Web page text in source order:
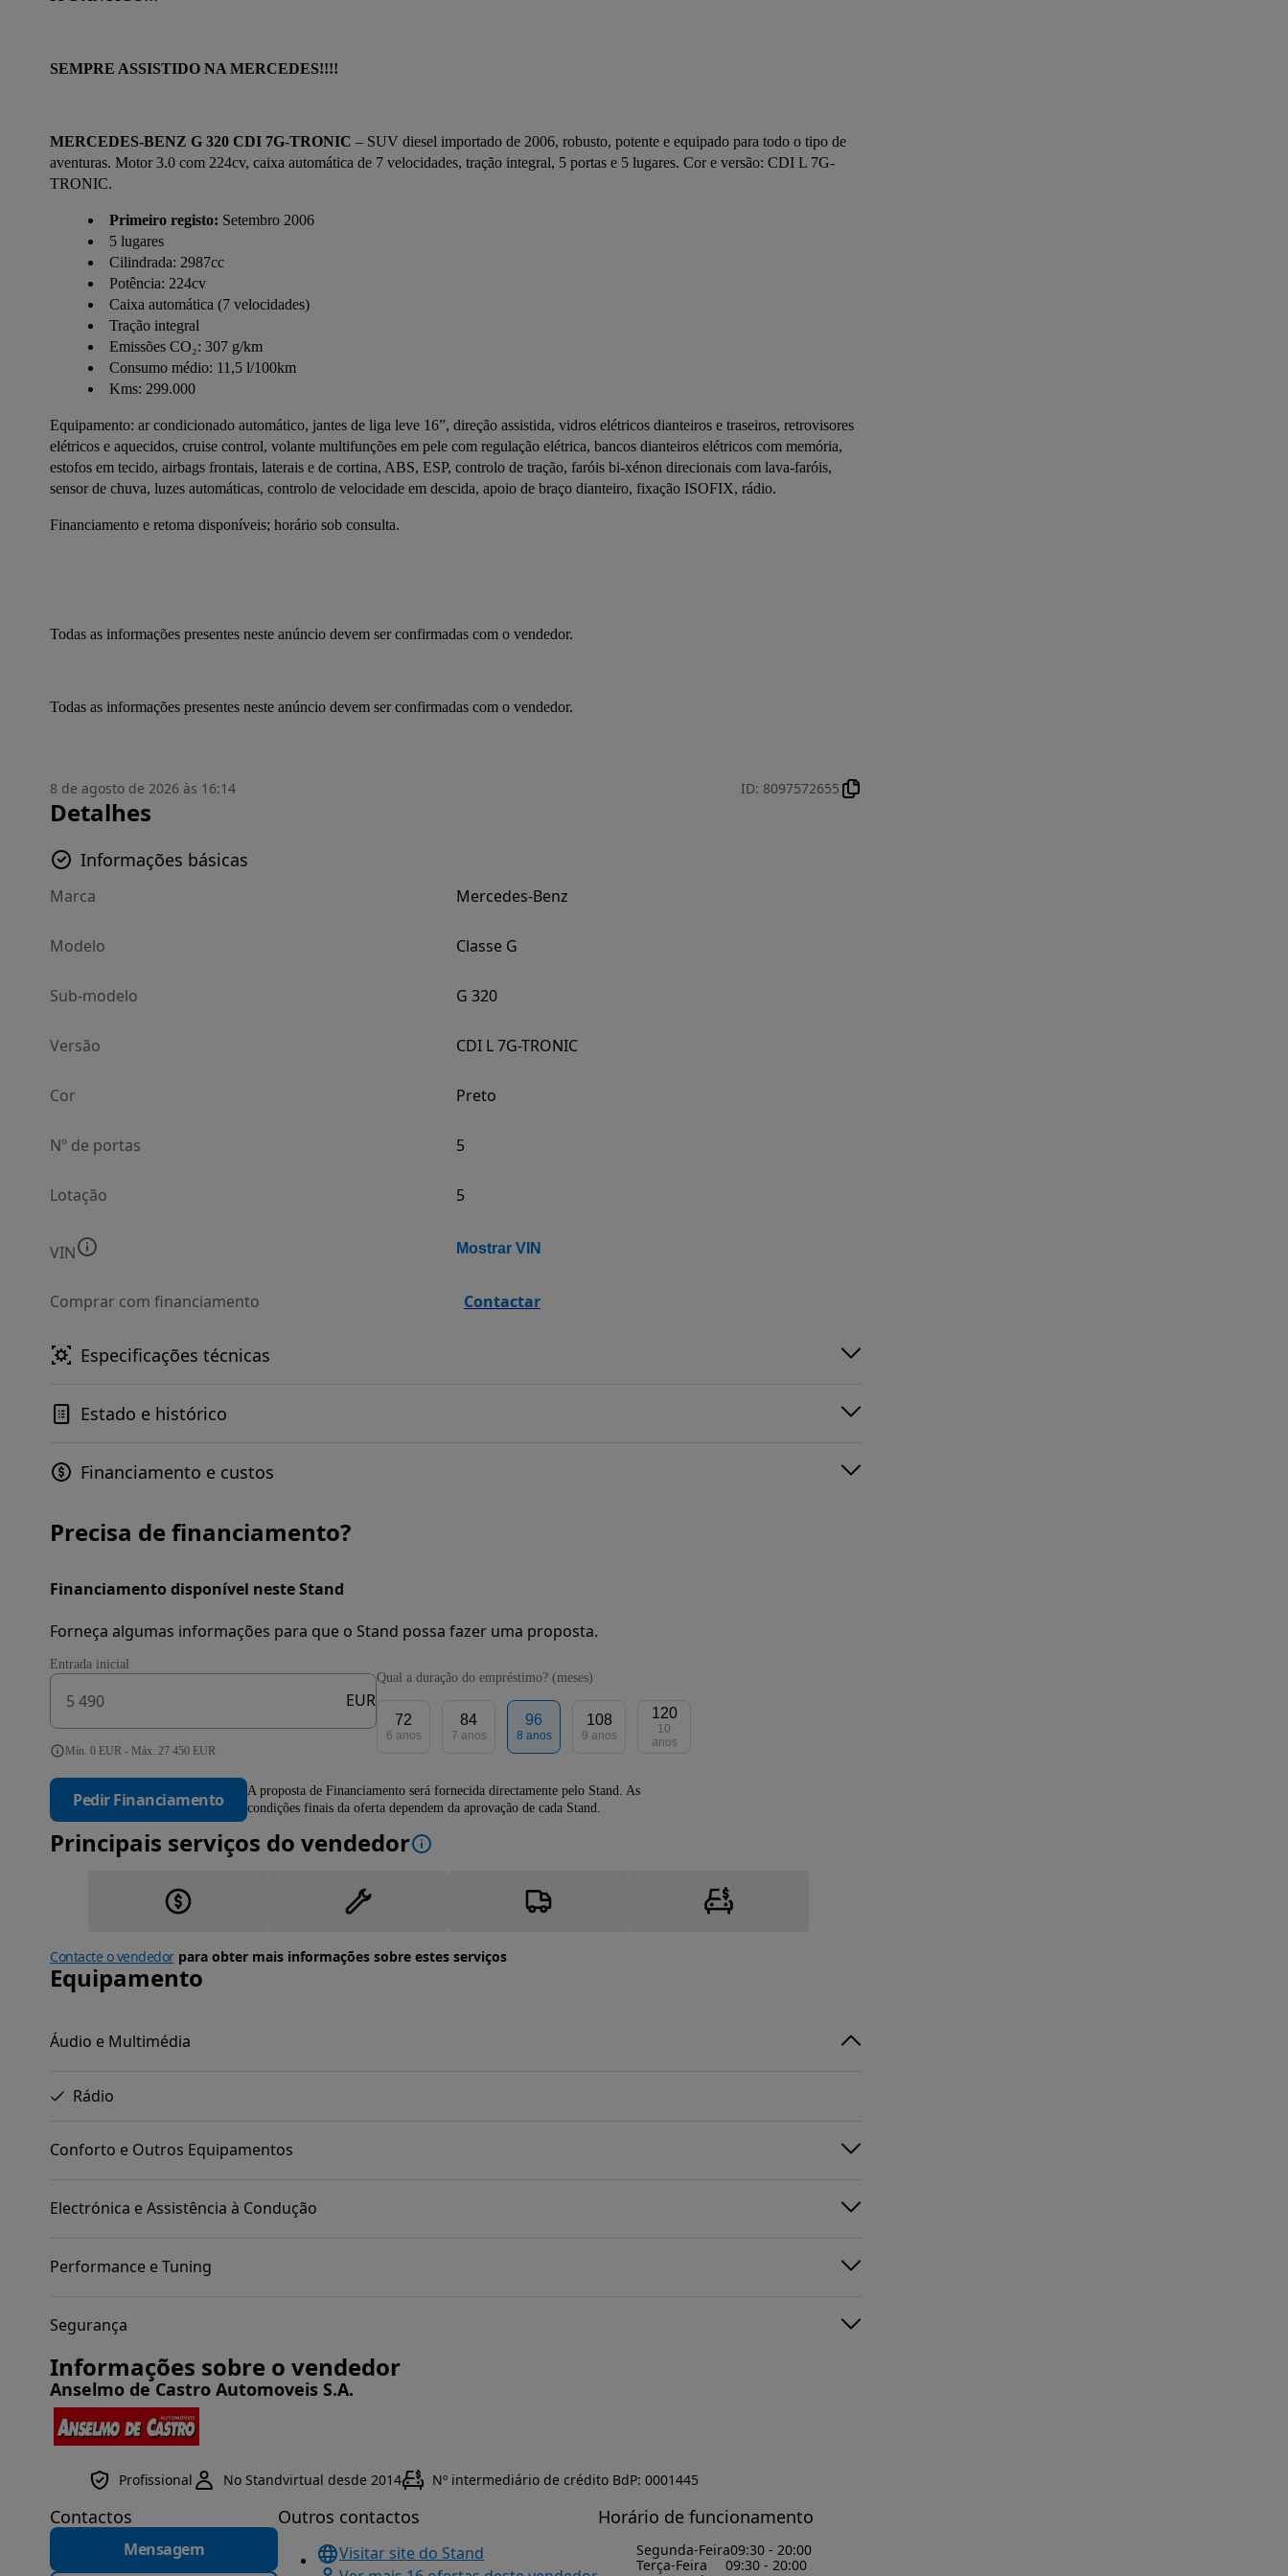
SEMPRE ASSISTIDO NA MERCEDES!!!!
MERCEDES-BENZ G 320 CDI 7G-TRONIC – SUV diesel importado de 2006, robusto, potente e equipado para todo o tipo de
aventuras. Motor 3.0 com 224cv, caixa automática de 7 velocidades, tração integral, 5 portas e 5 lugares. Cor e versão: CDI L 7G-
TRONIC.
Primeiro registo: Setembro 2006
5 lugares
Cilindrada: 2987cc
Potência: 224cv
Caixa automática (7 velocidades)
Tração integral
Emissões CO₂: 307 g/km
Consumo médio: 11,5 l/100km
Kms: 299.000
Equipamento: ar condicionado automático, jantes de liga leve 16”, direção assistida, vidros elétricos dianteiros e traseiros, retrovisores
elétricos e aquecidos, cruise control, volante multifunções em pele com regulação elétrica, bancos dianteiros elétricos com memória,
estofos em tecido, airbags frontais, laterais e de cortina, ABS, ESP, controlo de tração, faróis bi-xénon direcionais com lava-faróis,
sensor de chuva, luzes automáticas, controlo de velocidade em descida, apoio de braço dianteiro, fixação ISOFIX, rádio.
Financiamento e retoma disponíveis; horário sob consulta.
Todas as informações presentes neste anúncio devem ser confirmadas com o vendedor.
Todas as informações presentes neste anúncio devem ser confirmadas com o vendedor.
8 de agosto de 2026 às 16:14 ID: 8097572655
Detalhes
Informações básicas
Marca Mercedes-Benz
Modelo Classe G
Sub-modelo G 320
Versão CDI L 7G-TRONIC
Cor Preto
Nº de portas 5
Lotação 5
VIN Mostrar VIN
Comprar com financiamento Contactar
Especificações técnicas
Estado e histórico
Financiamento e custos
Precisa de financiamento?
Financiamento disponível neste Stand
Forneça algumas informações para que o Stand possa fazer uma proposta.
Entrada inicial
EUR
Mín. 0 EUR - Máx. 27 450 EUR
Qual a duração do empréstimo? (meses)
72
6 anos
84
7 anos
96
8 anos
108
9 anos
120
10
anos
Pedir Financiamento
A proposta de Financiamento será fornecida directamente pelo Stand. As
condições finais da oferta dependem da aprovação de cada Stand.
Principais serviços do vendedor
Contacte o vendedorpara obter mais informações sobre estes serviços
Equipamento
Áudio e Multimédia
Rádio
Conforto e Outros Equipamentos
Electrónica e Assistência à Condução
Performance e Tuning
Segurança
Informações sobre o vendedor
Anselmo de Castro Automoveis S.A.
Profissional No Standvirtual desde 2014 Nº intermediário de crédito BdP: 0001445
Contactos
Mensagem
Outros contactos
Visitar site do Stand
Horário de funcionamento
Segunda-Feira09:30 - 20:00
Terça-Feira
09:30 - 20:00